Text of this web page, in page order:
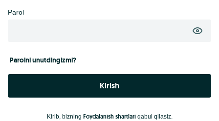
Parol
Parolni unutdingizmi?
Kirish
Kirib, bizning Foydalanish shartlariqabul qilasiz.